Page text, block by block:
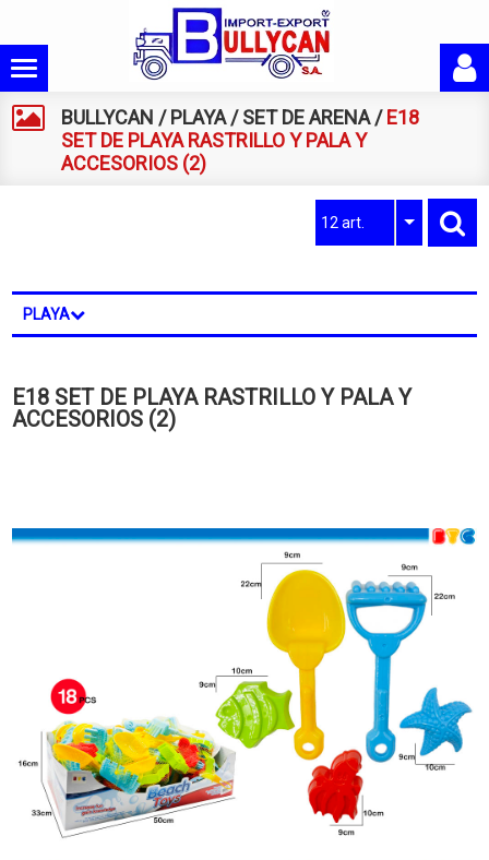
BULLYCAN /PLAYA/SET DE ARENA/E18
SET DE PLAYA RASTRILLO Y PALA Y
ACCESORIOS (2)
12 art.
PLAYA
E18 SET DE PLAYA RASTRILLO Y PALA Y
ACCESORIOS (2)